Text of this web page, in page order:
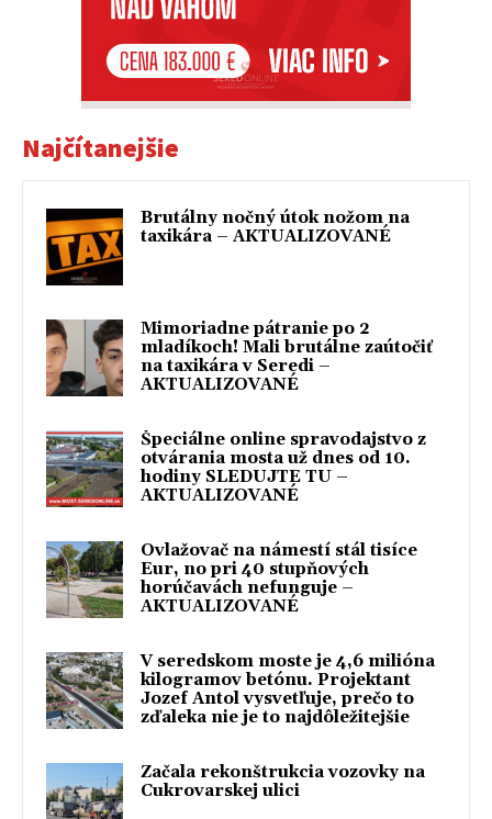
Najčítanejšie
Brutálny nočný útok nožom na
taxikára – AKTUALIZOVANÉ
Mimoriadne pátranie po 2
mladíkoch! Mali brutálne zaútočiť
na taxikára v Seredi –
AKTUALIZOVANÉ
Špeciálne online spravodajstvo z
otvárania mosta už dnes od 10.
hodiny SLEDUJTE TU –
AKTUALIZOVANÉ
Ovlažovač na námestí stál tisíce
Eur, no pri 40 stupňových
horúčavách nefunguje –
AKTUALIZOVANÉ
V seredskom moste je 4,6 milióna
kilogramov betónu. Projektant
Jozef Antol vysvetľuje, prečo to
zďaleka nie je to najdôležitejšie
Začala rekonštrukcia vozovky na
Cukrovarskej ulici